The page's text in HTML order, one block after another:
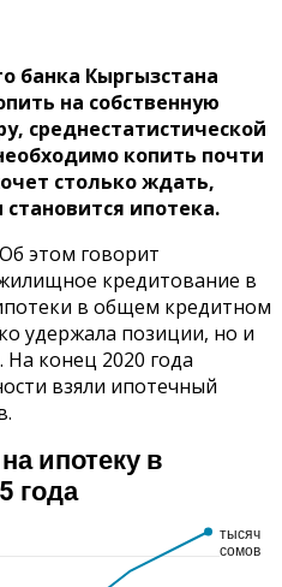
банка Кыргызстана
на собственную
среднестатистической
копить почти
столько ждать,
ипотека.
этом говорит
кредитование в
в общем кредитном
удержала позиции, но и
На конец 2020 года
взяли ипотечный